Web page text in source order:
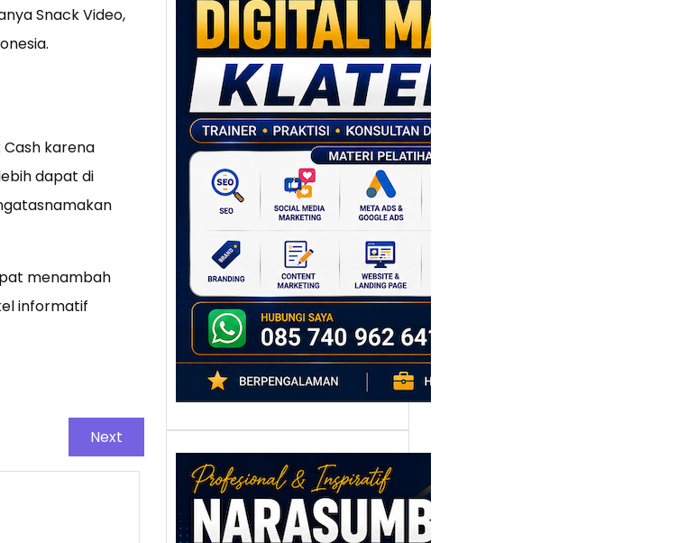
Snack Video,
karena
dapat di
menambah
informatif
Next
Narasumber
Digital Marketing
Klaten: Membantu
UMKM dan SDM
Lokal Naik Kelas
Melalui Strategi
Digital
Setiap daerah memiliki
potensi ekonomi yang
berbeda, dan Klaten
adalah…